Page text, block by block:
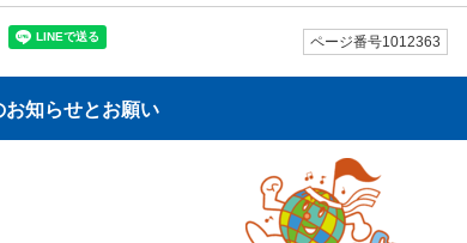
ページ番号1012363
お知らせとお願い